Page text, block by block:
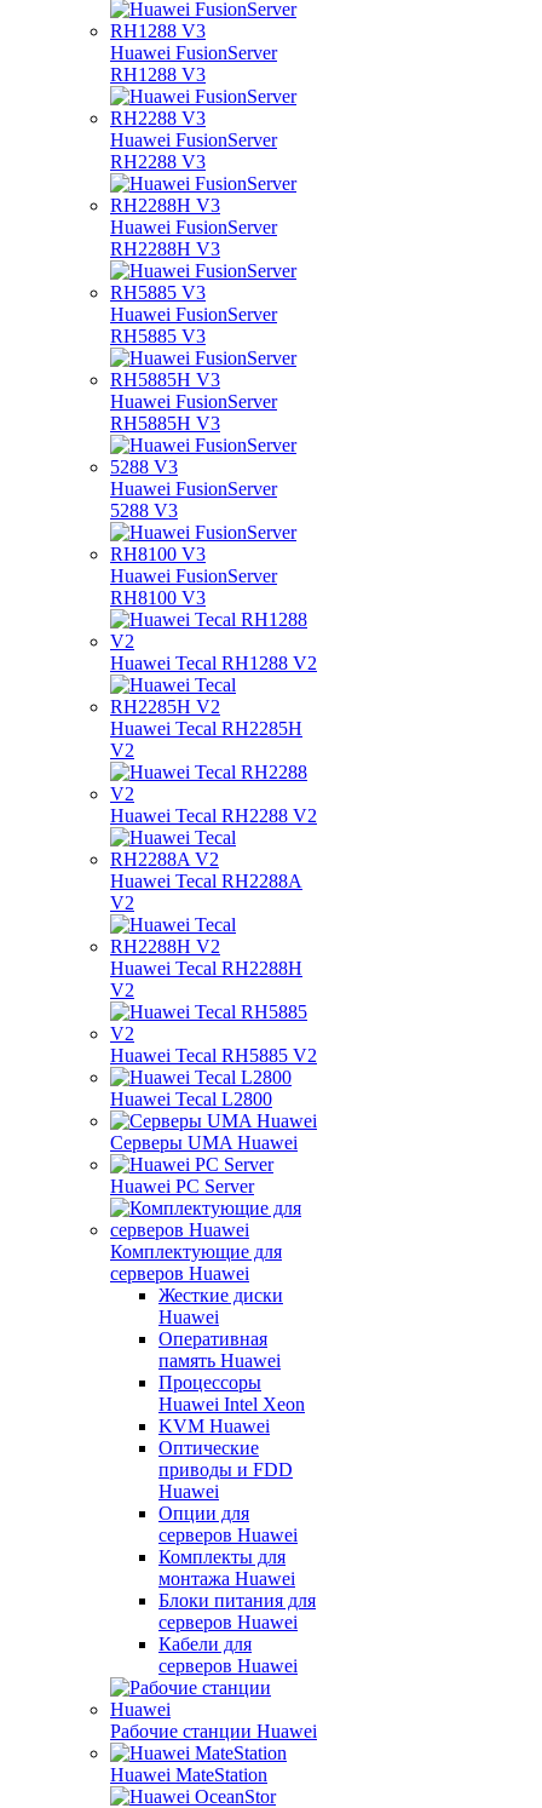
Huawei FusionServer
RH1288 V3
Huawei FusionServer
RH2288 V3
Huawei FusionServer
RH2288H V3
Huawei FusionServer
RH5885 V3
Huawei FusionServer
RH5885H V3
Huawei FusionServer
5288 V3
Huawei FusionServer
RH8100 V3
Huawei Tecal RH1288 V2
Huawei Tecal RH2285H
V2
Huawei Tecal RH2288 V2
Huawei Tecal RH2288A
V2
Huawei Tecal RH2288H
V2
Huawei Tecal RH5885 V2
Huawei Tecal L2800
Серверы UMA Huawei
Huawei PC Server
Комплектующие для
серверов Huawei
Жесткие диски
Huawei
Оперативная
память Huawei
Процессоры
Huawei Intel Xeon
KVM Huawei
Оптические
приводы и FDD
Huawei
Опции для
серверов Huawei
Комплекты для
монтажа Huawei
Блоки питания для
серверов Huawei
Кабели для
серверов Huawei
Рабочие станции Huawei
Huawei MateStation